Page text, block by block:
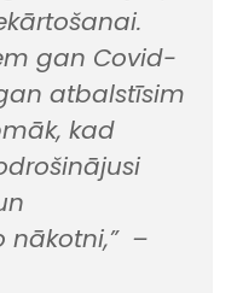
gan Covid-
atbalstīsim
kad
–